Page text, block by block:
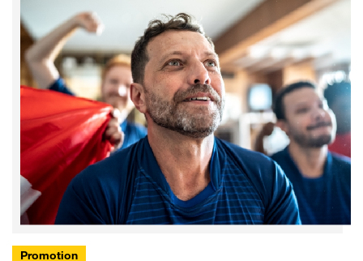
Promotion